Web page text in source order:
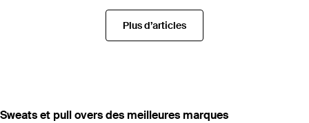
Plus d’articles
‪Sweats et pull overs‬ des meilleures marques